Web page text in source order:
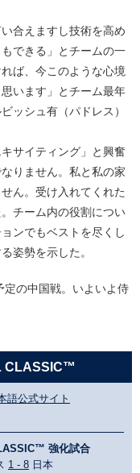
合えますし技術を高め
できる」とチームの一
ば、今このような心境
います」とチーム最年
ッシュ有（パドレス）
サイティング」と興奮
りません。私と私の家
ん。受け入れてくれた
チーム内の役割につい
ンでもベストを尽くし
姿勢を示した。
の中国戦。いよいよ侍
CLASSIC™
語公式サイト
強化試合
1 - 8 日本